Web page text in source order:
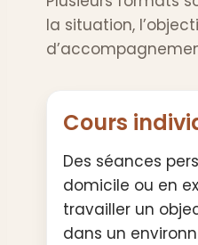
la situation,
Cours
Des séances
domicile ou en
travailler un
dans un